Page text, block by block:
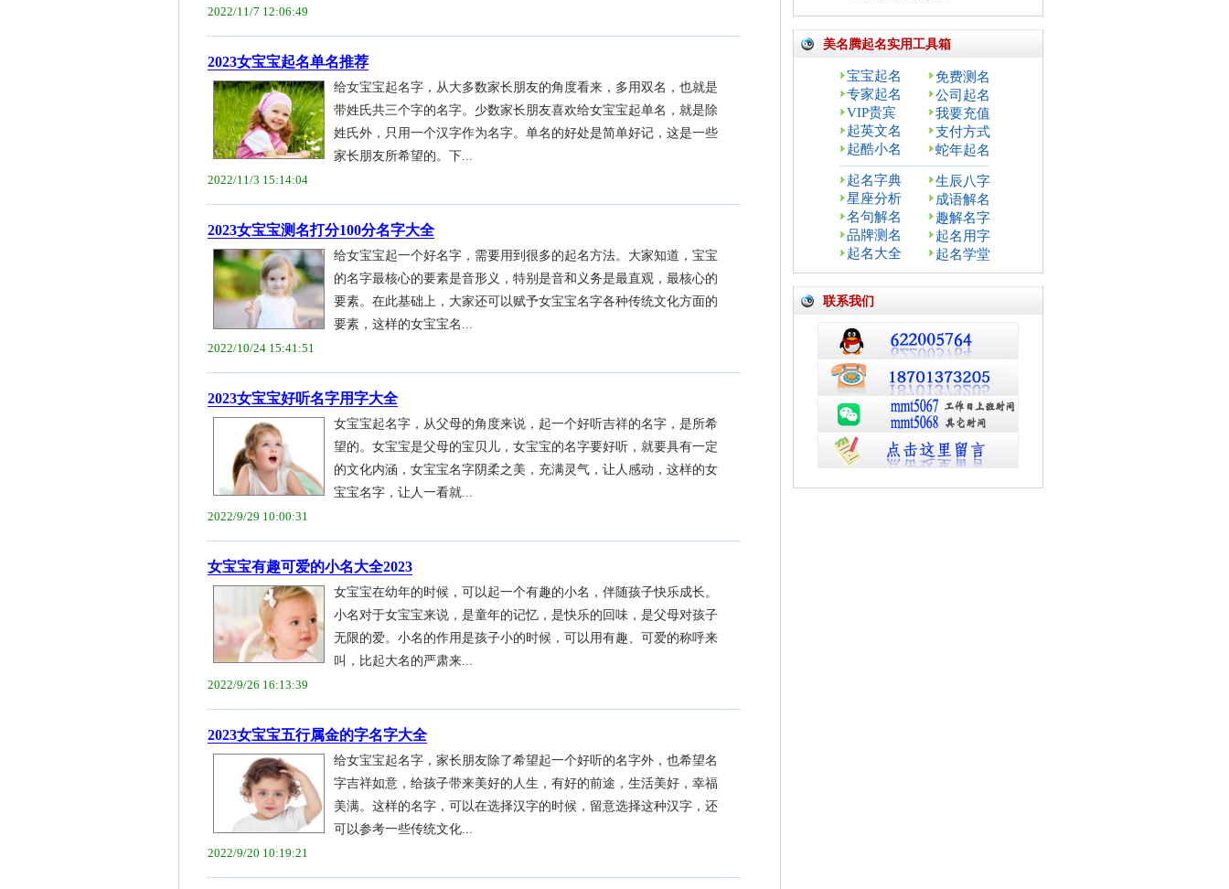
2022/11/7 12:06:49
2023女宝宝起名单名推荐
给女宝宝起名字，从大多数家长朋友的角度看来，多用双名，也就是
带姓氏共三个字的名字。少数家长朋友喜欢给女宝宝起单名，就是除
姓氏外，只用一个汉字作为名字。单名的好处是简单好记，这是一些
家长朋友所希望的。下...
2022/11/3 15:14:04
2023女宝宝测名打分100分名字大全
给女宝宝起一个好名字，需要用到很多的起名方法。大家知道，宝宝
的名字最核心的要素是音形义，特别是音和义务是最直观，最核心的
要素。在此基础上，大家还可以赋予女宝宝名字各种传统文化方面的
要素，这样的女宝宝名...
2022/10/24 15:41:51
2023女宝宝好听名字用字大全
女宝宝起名字，从父母的角度来说，起一个好听吉祥的名字，是所希
望的。女宝宝是父母的宝贝儿，女宝宝的名字要好听，就要具有一定
的文化内涵，女宝宝名字阴柔之美，充满灵气，让人感动，这样的女
宝宝名字，让人一看就...
2022/9/29 10:00:31
女宝宝有趣可爱的小名大全2023
女宝宝在幼年的时候，可以起一个有趣的小名，伴随孩子快乐成长。
小名对于女宝宝来说，是童年的记忆，是快乐的回味，是父母对孩子
无限的爱。小名的作用是孩子小的时候，可以用有趣、可爱的称呼来
叫，比起大名的严肃来...
2022/9/26 16:13:39
2023女宝宝五行属金的字名字大全
给女宝宝起名字，家长朋友除了希望起一个好听的名字外，也希望名
字吉祥如意，给孩子带来美好的人生，有好的前途，生活美好，幸福
美满。这样的名字，可以在选择汉字的时候，留意选择这种汉字，还
可以参考一些传统文化...
2022/9/20 10:19:21
美名腾起名实用工具箱
宝宝起名
免费测名
专家起名
公司起名
VIP贵宾
我要充值
起英文名
支付方式
起酷小名
蛇年起名
起名字典
生辰八字
星座分析
成语解名
名句解名
趣解名字
品牌测名
起名用字
起名大全
起名学堂
联系我们